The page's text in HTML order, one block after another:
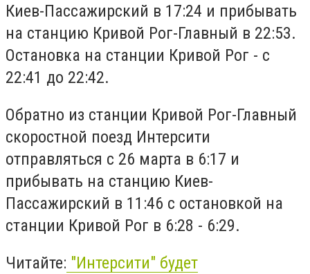
Киев-Пассажирский в 17:24 и прибывать
на станцию ​​Кривой Рог-Главный в 22:53.
Остановка на станции Кривой Рог - с
22:41 до 22:42.
Обратно из станции Кривой Рог-Главный
скоростной поезд Интерсити
отправляться с 26 марта в 6:17 и
прибывать на станцию ​​Киев-
Пассажирский в 11:46 с остановкой на
станции Кривой Рог в 6:28 - 6:29.
Читайте: "Интерсити" будет